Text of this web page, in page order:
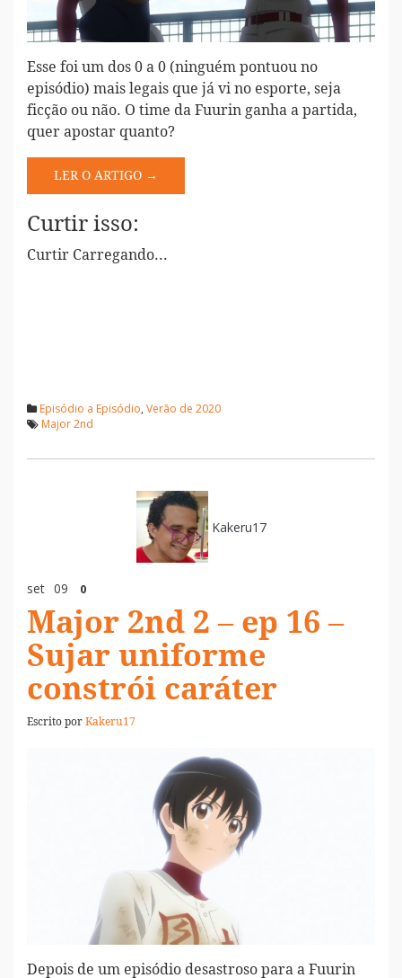
Esse foi um dos 0 a 0 (ninguém pontuou no
episódio) mais legais que já vi no esporte, seja
ficção ou não. O time da Fuurin ganha a partida,
quer apostar quanto?
LER O ARTIGO →
Curtir isso:
Curtir Carregando...
Episódio a Episódio, Verão de 2020
Major 2nd
Kakeru17
set 09 0
Major 2nd 2 – ep 16 –
Sujar uniforme
constrói caráter
Escrito porKakeru17
Depois de um episódio desastroso para a Fuurin